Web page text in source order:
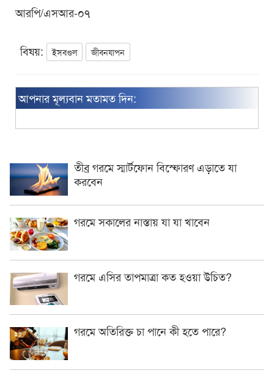
আরপি/এসআর-০৭
বিষয়: ইসবগুল জীবনযাপন
আপনার মূল্যবান মতামত দিন:
তীব্র গরমে স্মার্টফোন বিস্ফোরণ এড়াতে যা
করবেন
গরমে সকালের নাস্তায় যা যা খাবেন
গরমে এসির তাপমাত্রা কত হওয়া উচিত?
গরমে অতিরিক্ত চা পানে কী হতে পারে?